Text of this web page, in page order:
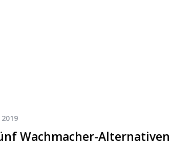
Wachmacher-Alternativen